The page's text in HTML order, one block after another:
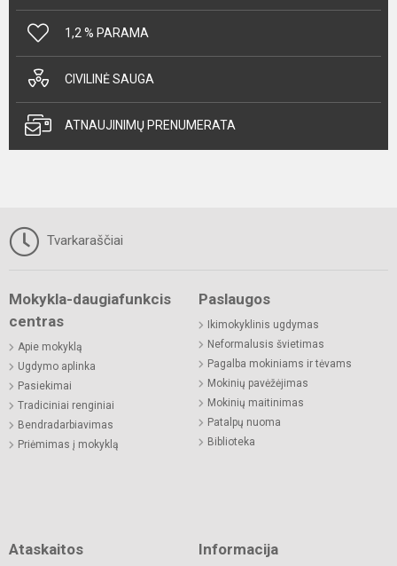
1,2 % PARAMA
CIVILINĖ SAUGA
ATNAUJINIMŲ PRENUMERATA
Tvarkaraščiai
Mokykla-daugiafunkcis
centras
Apie mokyklą
Ugdymo aplinka
Pasiekimai
Tradiciniai renginiai
Bendradarbiavimas
Priėmimas į mokyklą
Paslaugos
Ikimokyklinis ugdymas
Neformalusis švietimas
Pagalba mokiniams ir tėvams
Mokinių pavėžėjimas
Mokinių maitinimas
Patalpų nuoma
Biblioteka
Ataskaitos Informacija